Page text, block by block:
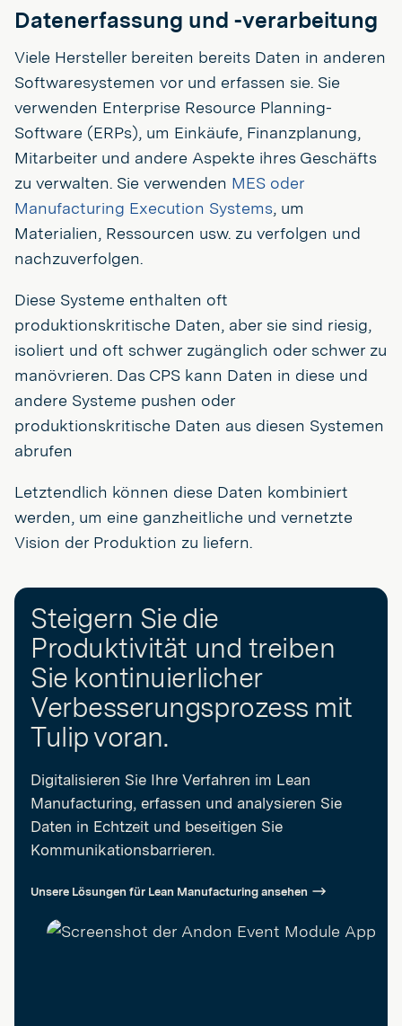
Datenerfassung und -verarbeitung
Viele Hersteller bereiten bereits Daten in anderen
Softwaresystemen vor und erfassen sie. Sie
verwenden Enterprise Resource Planning-
Software (ERPs), um Einkäufe, Finanzplanung,
Mitarbeiter und andere Aspekte ihres Geschäfts
zu verwalten. Sie verwenden MES oder
Manufacturing Execution Systems, um
Materialien, Ressourcen usw. zu verfolgen und
nachzuverfolgen.
Diese Systeme enthalten oft
produktionskritische Daten, aber sie sind riesig,
isoliert und oft schwer zugänglich oder schwer zu
manövrieren. Das CPS kann Daten in diese und
andere Systeme pushen oder
produktionskritische Daten aus diesen Systemen
abrufen
Letztendlich können diese Daten kombiniert
werden, um eine ganzheitliche und vernetzte
Vision der Produktion zu liefern.
Steigern Sie die
Produktivität und treiben
Sie kontinuierlicher
Verbesserungsprozess mit
Tulip voran.
Digitalisieren Sie Ihre Verfahren im Lean
Manufacturing, erfassen und analysieren Sie
Daten in Echtzeit und beseitigen Sie
Kommunikationsbarrieren.
Unsere Lösungen für Lean Manufacturing ansehen